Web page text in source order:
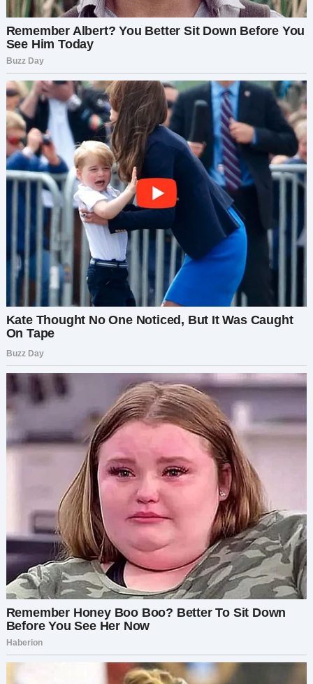
жизни, которую заслуживала. И с каждым
шагом я чувствовала, как с моих плеч спадает
тяжесть.
Нам с Борисом удалось выработать
соглашение о совместном воспитании детей.
Мы договорились, как делить время с детьми, и
я установила с ним четкие и твердые границы.
Я больше не позволю ему манипулировать
мной. Я не позволю ему заставлять меня
чувствовать себя виноватой за то, что я
поступаю правильно.
Прошел год с тех пор, как я приняла решение
уйти. Год с тех пор, как я постояла за себя. И
хотя это было нелегко, это принесло
освобождение.
Я заново построила свою жизнь. Я обрела
покой. Я нашла в себе силу, о существовании
которой даже не подозревала. И самое
главное, я научила своих детей тому, что они
заслуживают уважения и любви. Они
заслуживают жизни, свободной от
манипуляций, лжи и токсичного цикла, в
котором я жила слишком долго.
Борис не изменился, но изменилась я. И я
горжусь тем, кем стала.
Иногда самые трудные решения — это те,
которые мы должны принять ради самих себя.
Но именно эти решения? Они и делают нас
теми людьми, которыми мы всегда должны
были быть.